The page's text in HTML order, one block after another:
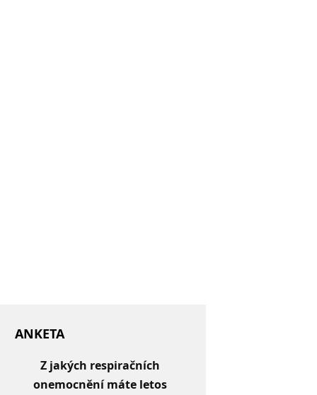
ANKETA
Z jakých respiračních
onemocnění máte letos